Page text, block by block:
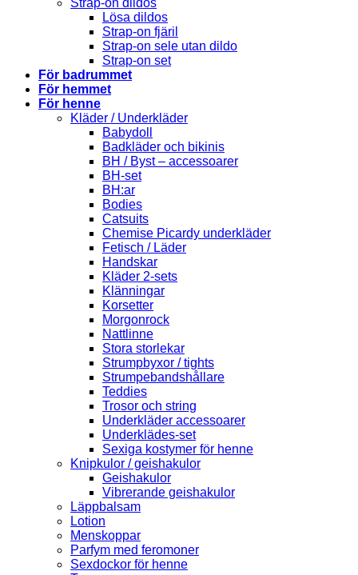
Lösa dildos
Strap-on fjäril
Strap-on sele utan dildo
Strap-on set
För badrummet
För hemmet
För henne
Kläder / Underkläder
Babydoll
Badkläder och bikinis
BH / Byst – accessoarer
BH-set
BH:ar
Bodies
Catsuits
Chemise Picardy underkläder
Fetisch / Läder
Handskar
Kläder 2-sets
Klänningar
Korsetter
Morgonrock
Nattlinne
Stora storlekar
Strumpbyxor / tights
Strumpebandshållare
Teddies
Trosor och string
Underkläder accessoarer
Underklädes-set
Sexiga kostymer för henne
Knipkulor / geishakulor
Geishakulor
Vibrerande geishakulor
Läppbalsam
Lotion
Menskoppar
Parfym med feromoner
Sexdockor för henne